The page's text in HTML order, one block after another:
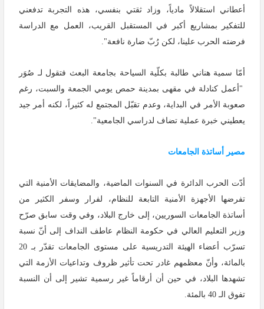
أعطاني استقلالاً مادياً، وزاد ثقتي بنفسي، هذه التجربة تدفعني
للتفكير بمشاريع أكبر في المستقبل القريب، العمل مع الدراسة
فرضته الحرب علينا، لكن رُبّ ضارة نافعة".
أمّا سمية هناني طالبة بكلّية السياحة بجامعة البعث فتقول لـ صُوَر
"أعمل كنادلة في مقهى بمدينة حمص يومي الجمعة والسبت، رغم
صعوبة الأمر في البداية، وعدم تقبّل المجتمع له كثيراً، لكنه أمر جيد
يعطيني خبرة عملية تضاف لدراسي الجامعية".
مصير أساتذة الجامعات
أدّت الحرب الدائرة في السنوات الماضية، والمضايقات الأمنية التي
تفرضها الأجهزة الأمنية التابعة للنظام، لفرار وسفر الكثير من
أساتذة الجامعات السوريين، إلى خارج البلاد، وفي وقت سابق صرّح
وزير التعليم العالي في حكومة النظام عاطف النداف إلى أنّ نسبة
تسرّب أعضاء الهيئة التدريسية على مستوى الجامعات تقدّر بـ 20
بالمائة، وأنّ معظمهم غادر تحت تأثير ظروف وتداعيات الأزمة التي
تشهدها البلاد، في حين أن أرقاماً غير رسمية تشير إلى أن النسبة
تفوق الـ 40 بالمئة.